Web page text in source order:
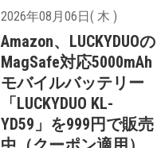
2026年08月06日( 木 )
Amazon、LUCKYDUOの
MagSafe対応5000mAh
モバイルバッテリー
「LUCKYDUO KL-
YD59」を999円で販売